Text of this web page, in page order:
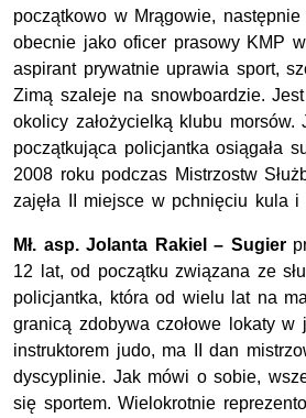
początkowo w Mrągowie,
obecnie jako oficer prasowy KMP
aspirant prywatnie uprawia sport,
Zimą szaleje na snowboardzie.
okolicy założycielką klubu morsów.
początkująca policjantka osiągała
2008 roku podczas Mistrzostw
zajęła II miejsce w pchnięciu kula
Mł. asp. Jolanta Rakiel – Sugier
12 lat, od początku związana ze
policjantka, która od wielu lat na
granicą zdobywa czołowe lokaty
instruktorem judo, ma II dan
dyscyplinie. Jak mówi o sobie,
się sportem. Wielokrotnie